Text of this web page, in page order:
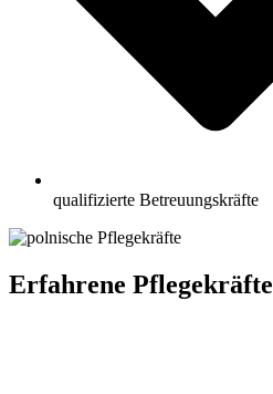
qualifizierte Betreuungskräfte
Erfahrene Pflegekräfte